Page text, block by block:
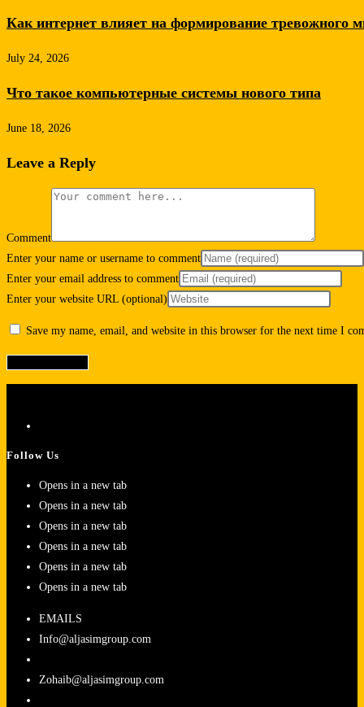
Как интернет влияет на формирование тревожного
July 24, 2026
Что такое компьютерные системы нового типа
June 18, 2026
Leave a Reply
Comment
Enter your name or username to comment
Enter your email address to comment
Enter your website URL (optional)
Save my name, email, and website in this browser for the next time I
Follow Us
Opens in a new tab
Opens in a new tab
Opens in a new tab
Opens in a new tab
Opens in a new tab
Opens in a new tab
EMAILS
Info@aljasimgroup.com
Zohaib@aljasimgroup.com